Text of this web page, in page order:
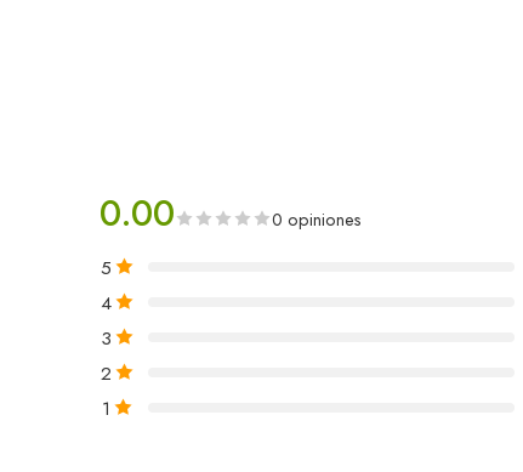
0.00 0 opiniones
5
4
3
2
1